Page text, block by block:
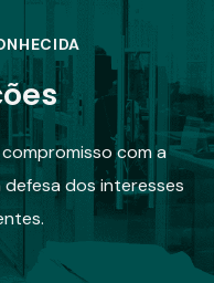
com a
dos interesses